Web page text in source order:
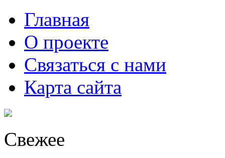
Главная
О проекте
Связаться с нами
Карта сайта
Свежее